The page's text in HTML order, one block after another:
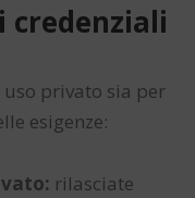
credenziali
uso privato sia per
esigenze:
rilasciate